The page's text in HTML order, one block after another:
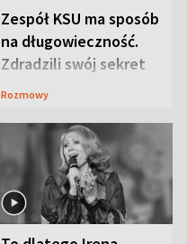
Zespół KSU ma sposób
na długowieczność.
Zdradzili swój sekret
Rozmowy